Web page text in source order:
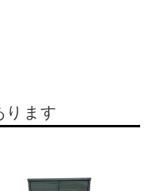
ります